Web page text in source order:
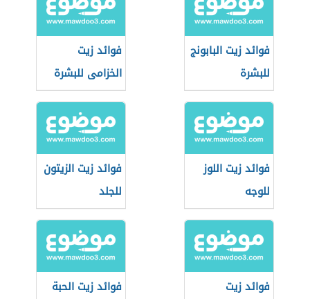
فوائد زيت البابونج
للبشرة
فوائد زيت
الخزامى للبشرة
فوائد زيت اللوز
للوجه
فوائد زيت الزيتون
للجلد
فوائد زيت
فوائد زيت الحبة